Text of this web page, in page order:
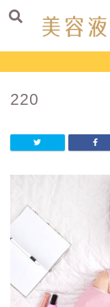
220